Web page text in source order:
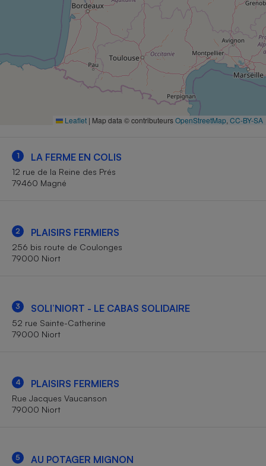
Leaflet | Map data © contributeursOpenStreetMap CC-BY-SA
1 LA FERME EN COLIS
12 rue de la Reine des Prés
79460 Magné
2 PLAISIRS FERMIERS
256 bis route de Coulonges
79000 Niort
3 SOLI’NIORT - LE CABAS SOLIDAIRE
52 rue Sainte-Catherine
79000 Niort
4 PLAISIRS FERMIERS
Rue Jacques Vaucanson
79000 Niort
5 AU POTAGER MIGNON
Complément
alimentaire
Assurance emprunteur
Petit électroménager -
induction
Matelas
Mutuelle